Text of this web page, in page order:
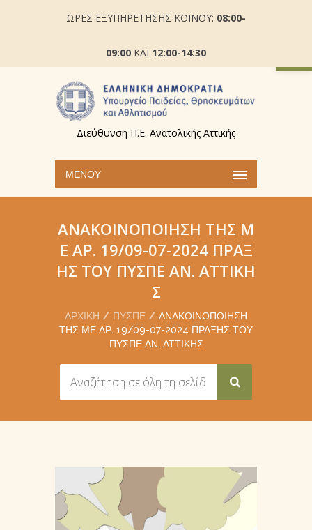
ΩΡΕΣ ΕΞΥΠΗΡΕΤΗΣΗΣ ΚΟΙΝΟΥ: 08:00-
09:00 ΚΑΙ 12:00-14:30
Διεύθυνση Π.Ε. Ανατολικής Αττικής
ΜΕΝΟΎ
ΑΝΑΚΟΙΝΟΠΟΊΗΣΗ ΤΗΣ Μ
Ε ΑΡ. 19/09-07-2024 ΠΡΆΞ
ΗΣ ΤΟΥ ΠΥΣΠΕ ΑΝ. ΑΤΤΙΚΉ
Σ
ΑΡΧΙΚΉ ΠΥΣΠΕ
ΑΝΑΚΟΙΝΟΠΟΊΗΣΗ
ΤΗΣ ΜΕ ΑΡ. 19/09-07-2024 ΠΡΆΞΗΣ ΤΟΥ
ΠΥΣΠΕ ΑΝ. ΑΤΤΙΚΉΣ